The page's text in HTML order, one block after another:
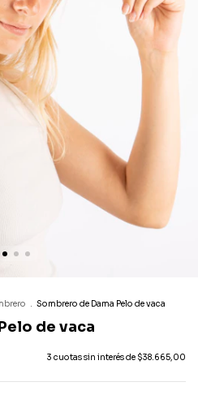
. Sombrero de Dama Pelo de vaca
de vaca
3 cuotas sin interés de $38.665,00